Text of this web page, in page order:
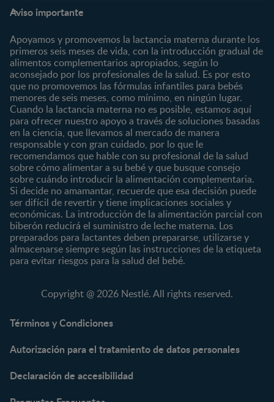
Preguntas Frecuentes
¿Quiénes somos?
Marcas y productos
Nuestros Productos
Nuestras Marcas
Preconcepción
Embarazo
Posparto
0 a 4 meses
4 a 6 meses
6 a 8 meses
8 a 12 meses
12 a 24 meses
Desde 2 años
Preescolar
Escolar
Nutrición
Salud
Maternidad
Paternidad
Vida en familia
Marcas
CERELAC®
GERBER®
KLIM®
NAN® 3
NAN® Optipro® 3
NAN® Supreme 3
NESTUM®
Productos
Cereales Infantiles
Compotas y galletas
Fórmulas Infantiles
Aviso importante
Apoyamos y promovemos la lactancia materna durante los
primeros seis meses de vida, con la introducción gradual de
alimentos complementarios apropiados, según lo
aconsejado por los profesionales de la salud. Es por esto
que no promovemos las fórmulas infantiles para bebés
menores de seis meses, como mínimo, en ningún lugar.
Cuando la lactancia materna no es posible, estamos aquí
para ofrecer nuestro apoyo a través de soluciones basadas
en la ciencia, que llevamos al mercado de manera
responsable y con gran cuidado, por lo que le
recomendamos que hable con su profesional de la salud
sobre cómo alimentar a su bebé y que busque consejo
sobre cuándo introducir la alimentación complementaria.
Si decide no amamantar, recuerde que esa decisión puede
ser difícil de revertir y tiene implicaciones sociales y
económicas. La introducción de la alimentación parcial con
biberón reducirá el suministro de leche materna. Los
preparados para lactantes deben prepararse, utilizarse y
almacenarse siempre según las instrucciones de la etiqueta
para evitar riesgos para la salud del bebé.
Copyright @ 2026 Nestlé. All rights reserved.
Términos y Condiciones
Autorización para el tratamiento de datos personales
Declaración de accesibilidad